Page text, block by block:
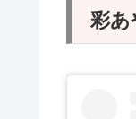
彩あ